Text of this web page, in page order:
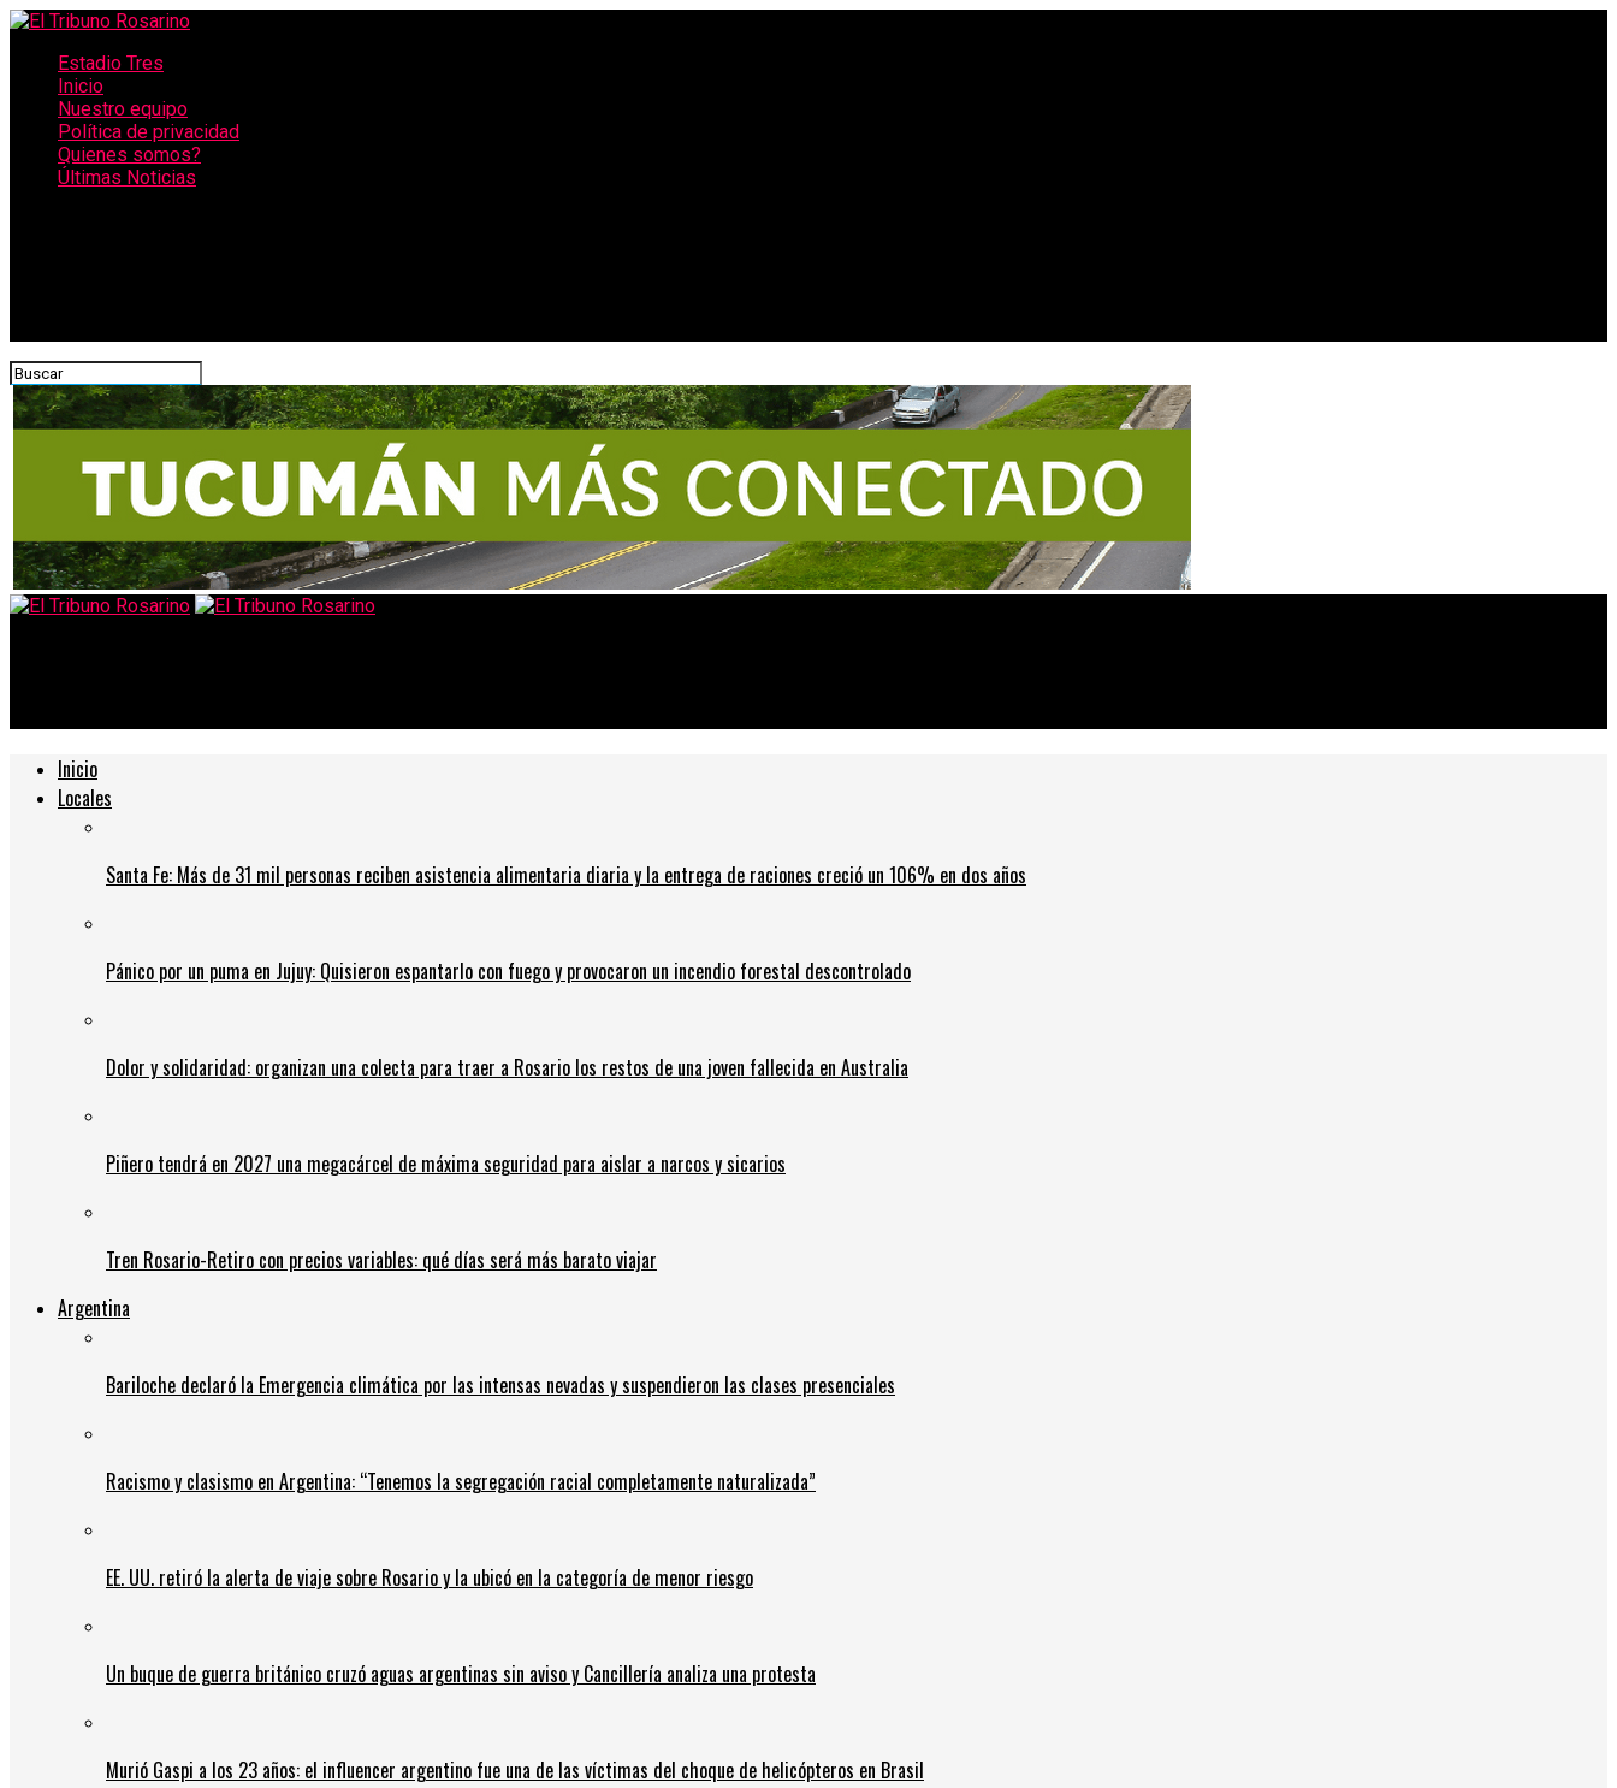
Estadio Tres
Inicio
Nuestro equipo
Política de privacidad
Quienes somos?
Últimas Noticias
Inicio
Locales
Santa Fe: Más de 31 mil personas reciben asistencia alimentaria diaria y la entrega de raciones creció un 106% en dos años
Pánico por un puma en Jujuy: Quisieron espantarlo con fuego y provocaron un incendio forestal descontrolado
Dolor y solidaridad: organizan una colecta para traer a Rosario los restos de una joven fallecida en Australia
Piñero tendrá en 2027 una megacárcel de máxima seguridad para aislar a narcos y sicarios
Tren Rosario-Retiro con precios variables: qué días será más barato viajar
Argentina
Bariloche declaró la Emergencia climática por las intensas nevadas y suspendieron las clases presenciales
Racismo y clasismo en Argentina: “Tenemos la segregación racial completamente naturalizada”
EE. UU. retiró la alerta de viaje sobre Rosario y la ubicó en la categoría de menor riesgo
Un buque de guerra británico cruzó aguas argentinas sin aviso y Cancillería analiza una protesta
Murió Gaspi a los 23 años: el influencer argentino fue una de las víctimas del choque de helicópteros en Brasil